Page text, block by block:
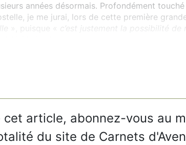
années désormais. Profondément
je me jurai, lors de cette première
», puisque «
c’est justement la possibilité
cet article, abonnez-vous au
du site de Carnets